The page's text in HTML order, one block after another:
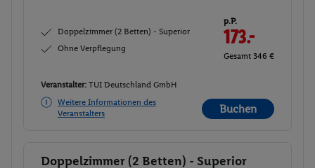
Doppelzimmer (2 Betten) - Superior
Ohne Verpflegung
p.P.
173.-
Gesamt 346 €
Veranstalter: TUI Deutschland GmbH
Weitere Informationen des
Veranstalters
Buchen
Buchen
Doppelzimmer (2 Betten) - Superior